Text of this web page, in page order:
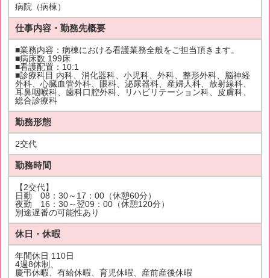
病院（病棟）
仕事内容・勤務先概要
■業務内容：病棟における看護業務全般をご担当頂きます。
■病床数 199床
■看護配置：10:1
■診療科目 内科、消化器科、小児科、外科、整形外科、脳神経
外科、心臓血管外科、眼科、泌尿器科、産婦人科、放射線科、
耳鼻咽喉科、歯科口腔外科、リハビリテーション科、皮膚科、
総合診療科
勤務形態
2交代
勤務時間
【2交代】
日勤 08：30～17：00（休憩60分）
夜勤 16：30～翌09：00（休憩120分）
別途遅番の可能性あり
休日・休暇
年間休日 110日
4週8休制、
慶弔休暇、有給休暇、育児休暇、産前産後休暇